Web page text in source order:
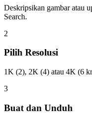
Deskripsikan gambar atau
Search.
2
Pilih Resolusi
1K (2), 2K (4) atau 4K (6
3
Buat dan Unduh